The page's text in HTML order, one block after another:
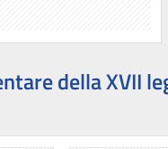
della XVII